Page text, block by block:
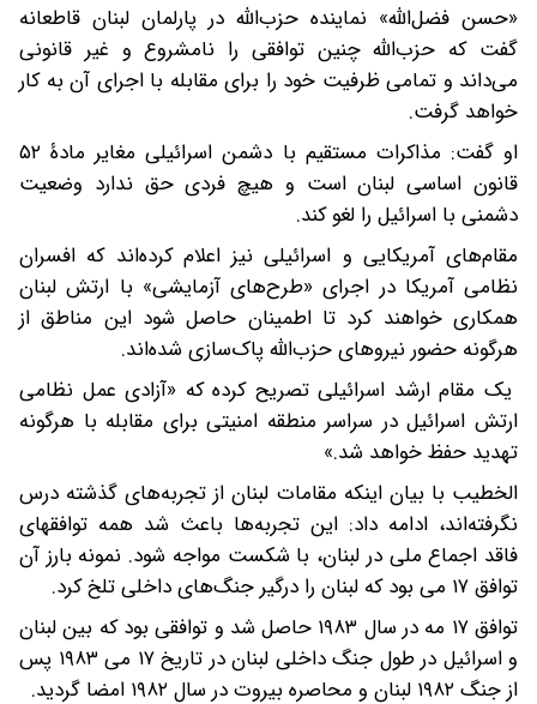
«حسن فضل‌الله» نماینده حزب‌الله در پارلمان لبنان قاطعانه
گفت که حزب‌الله چنین توافقی را نامشروع و غیر قانونی
می‌داند و تمامی ظرفیت خود را برای مقابله با اجرای آن به کار
خواهد گرفت.
او گفت: مذاکرات مستقیم با دشمن اسرائیلی مغایر مادۀ ۵۲
قانون اساسی لبنان است و هیچ فردی حق ندارد وضعیت
دشمنی با اسرائیل را لغو کند.
مقام‌های آمریکایی و اسرائیلی نیز اعلام کرده‌اند که افسران
نظامی آمریکا در اجرای «طرح‌های آزمایشی» با ارتش لبنان
همکاری خواهند کرد تا اطمینان حاصل شود این مناطق از
هرگونه حضور نیروهای حزب‌الله پاک‌سازی شده‌اند.
یک مقام ارشد اسرائیلی تصریح کرده که «آزادی عمل نظامی
ارتش اسرائیل در سراسر منطقه امنیتی برای مقابله با هرگونه
تهدید حفظ خواهد شد.»
الخطیب با بیان اینکه مقامات لبنان از تجربه‌های گذشته درس
نگرفته‌اند،‌ ادامه داد: این تجربه‌ها باعث شد همه توافقهای
فاقد اجماع ملی در لبنان، با شکست مواجه شود. نمونه بارز آن
توافق ۱۷ می بود که لبنان را درگیر جنگ‌های داخلی تلخ کرد.
توافق ۱۷ مه در سال ۱۹۸۳ حاصل شد و توافقی بود که بین لبنان
و اسرائیل در طول جنگ داخلی لبنان در تاریخ ۱۷ می ۱۹۸۳ پس
از جنگ ۱۹۸۲ لبنان و محاصره بیروت در سال ۱۹۸۲ امضا گردید.